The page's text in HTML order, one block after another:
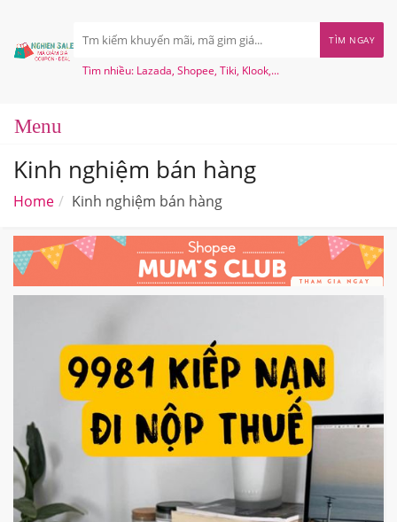
TÌM NGAY
Tìm nhiều: Lazada, Shopee, Tiki, Klook,...
Kinh nghiệm bán hàng
Home Kinh nghiệm bán hàng